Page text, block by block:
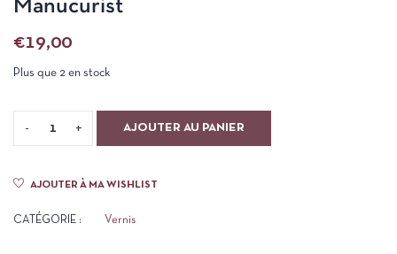
Manucurist
€19,00
Plus que 2 en stock
AJOUTER AU PANIER
AJOUTER À MA WISHLIST
CATÉGORIE : Vernis